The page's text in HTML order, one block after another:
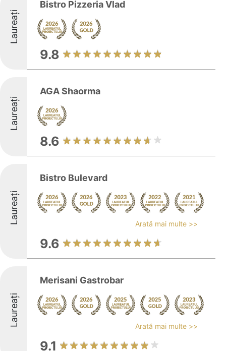
Laureați
Bistro Pizzeria Vlad
9.8
Laureați
AGA Shaorma
8.6
Laureați
Bistro Bulevard
Arată mai multe >>
9.6
Laureați
Merisani Gastrobar
Arată mai multe >>
9.1